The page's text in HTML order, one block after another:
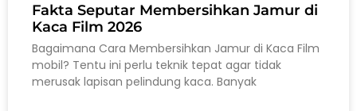
Fakta Seputar Membersihkan Jamur di
Kaca Film 2026
Bagaimana Cara Membersihkan Jamur di Kaca Film
mobil? Tentu ini perlu teknik tepat agar tidak
merusak lapisan pelindung kaca. Banyak